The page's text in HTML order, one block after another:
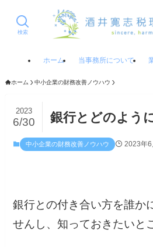
検索
ホーム 当事務所について
ホーム 中小企業の財務改善ノウハウ
銀行とどのよう
2023
6/30
中小企業の財務改善ノウハウ 2023年6
銀行との付き合い方を誰か
せんし、知っておきたいと